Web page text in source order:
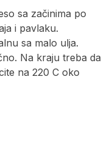
sa začinima po
i pavlaku.
sa malo ulja.
Na kraju treba da
na 220 C oko